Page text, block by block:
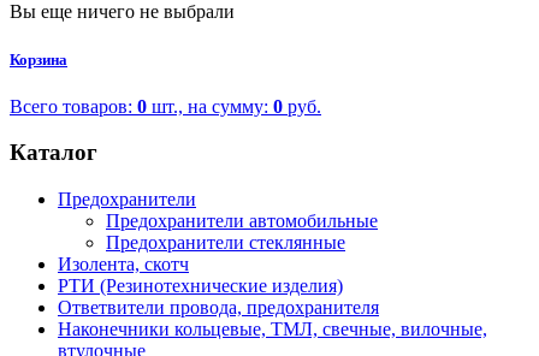
Вы еще ничего не выбрали
Корзина
Всего товаров: 0 шт., на сумму: 0 руб.
Каталог
Предохранители
Предохранители автомобильные
Предохранители стеклянные
Изолента, скотч
РТИ (Резинотехнические изделия)
Ответвители провода, предохранителя
Наконечники кольцевые, ТМЛ, свечные, вилочные,
втулочные